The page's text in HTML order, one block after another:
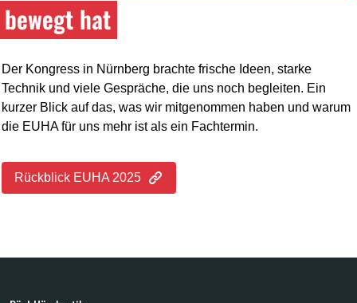
bewegt hat
Der Kongress in Nürnberg brachte frische Ideen, starke
Technik und viele Gespräche, die uns noch begleiten. Ein
kurzer Blick auf das, was wir mitgenommen haben und warum
die EUHA für uns mehr ist als ein Fachtermin.
Rückblick EUHA 2025